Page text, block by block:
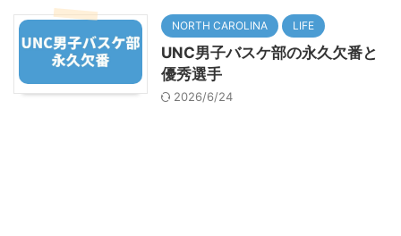
NORTH CAROLINA LIFE
UNC男子バスケ部の永久欠番と
優秀選手
2026/6/24